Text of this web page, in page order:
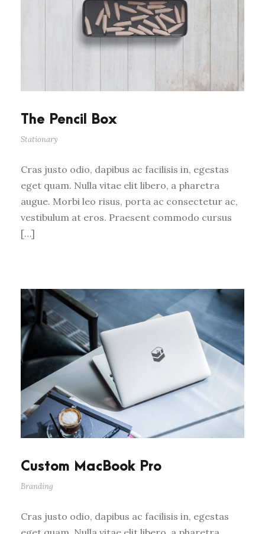
The Pencil Box
Stationary
Cras justo odio, dapibus ac facilisis in, egestas
eget quam. Nulla vitae elit libero, a pharetra
augue. Morbi leo risus, porta ac consectetur ac,
vestibulum at eros. Praesent commodo cursus
[…]
Custom MacBook Pro
Branding
Cras justo odio, dapibus ac facilisis in, egestas